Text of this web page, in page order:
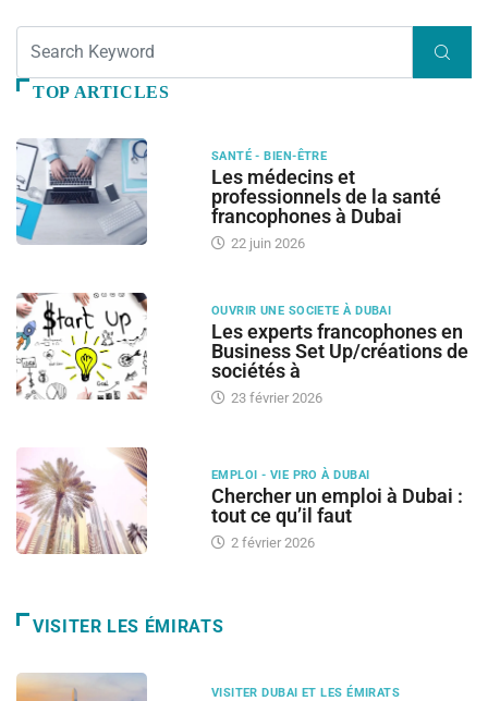
TOP ARTICLES
SANTÉ - BIEN-ÊTRE
Les médecins et
professionnels de la santé
francophones à Dubai
22 juin 2026
OUVRIR UNE SOCIETE À DUBAI
Les experts francophones en
Business Set Up/créations de
sociétés à
23 février 2026
EMPLOI - VIE PRO À DUBAI
Chercher un emploi à Dubai :
tout ce qu’il faut
2 février 2026
VISITER LES ÉMIRATS
VISITER DUBAI ET LES ÉMIRATS